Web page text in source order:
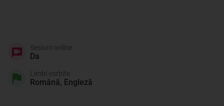
Da
Sesiuni online
Română, Engleză
Limbi vorbite